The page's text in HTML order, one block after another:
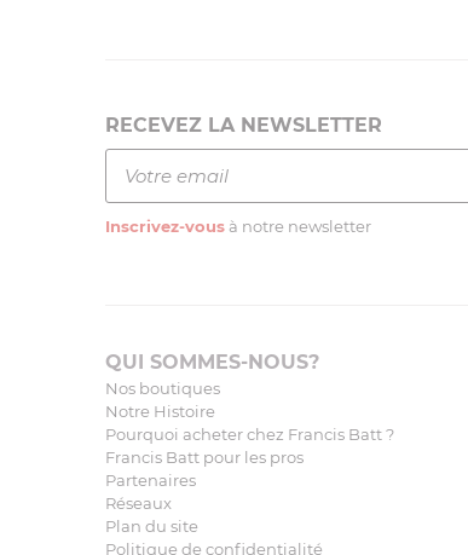
RECEVEZ LA NEWSLETTER
Inscrivez-vous à notre newsletter
QUI SOMMES-NOUS?
Nos boutiques
Notre Histoire
Pourquoi acheter chez Francis Batt ?
Francis Batt pour les pros
Partenaires
Réseaux
Plan du site
Politique de confidentialité